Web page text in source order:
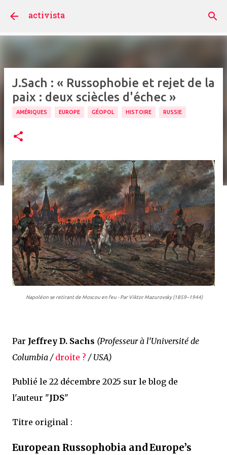
Accéder au contenu principal
activista
J.Sach : « Russophobie et rejet de la
paix : deux sciècles d'échec »
AMÉRIQUES EUROPE GÉOPOL HISTOIRE RUSSIE
Napoléon se retirant de Moscou en feu- Par Viktor Mazurovsky (1859–1944)
Par Jeffrey D. Sachs (Professeur à l’Université de
Columbia / droite ? / USA)
Publié le 22 décembre 2025 sur le blog de
l'auteur "JDS"
Titre original :
European Russophobia and Europe’s